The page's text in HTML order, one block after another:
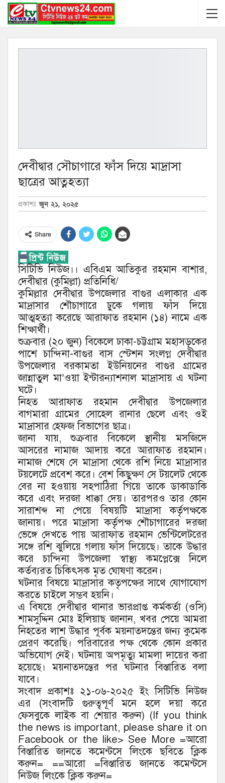
দেবীদ্বার সৌচাগারে ফাঁস দিয়ে মাদ্রাসা
ছাত্রের আত্নহত্যা
প্রকাশঃ জুন ২১, ২০২৫
Share
সিটিভি নিউজ।। এবিএম আতিকুর রহমান বাশার,
দেবীদ্বার (কুমিল্লা) প্রতিনিধি/
কুমিল্লার দেবীদ্বার উপজেলার বাগুর এলাকার এক
মাদ্রাসার শৌচাগারে ঢুকে গলায় ফাঁস দিয়ে
আত্মহত্যা করেছে আরাফাত রহমান (১৪) নামে এক
শিক্ষার্থী।
শুক্রবার (২০ জুন) বিকেলে ঢাকা-চট্টগ্রাম মহাসড়কের
পাশে চান্দিনা-বাগুর বাস স্টেশন সংলগ্ন দেবীদ্বার
উপজেলার বরকামতা ইউনিয়নের বাগুর গ্রামের
জান্নাতুল মা’ওয়া ইন্টারন্যাশনাল মাদ্রাসায় এ ঘটনা
ঘটে।
নিহত আরাফাত রহমান দেবীদ্বার উপজেলার
বাগমারা গ্রামের সোহেল রানার ছেলে এবং ওই
মাদ্রাসার হেফজ বিভাগের ছাত্র।
জানা যায়, শুক্রবার বিকেলে স্থানীয় মসজিদে
আসরের নামাজ আদায় করে আরাফাত রহমান।
নামাজ শেষে সে মাদ্রাসা থেকে রশি নিয়ে মাদ্রাসার
টয়লেটে প্রবেশ করে। বেশ কিছুক্ষণ সে টয়লেট থেকে
বের না হওয়ায় সহপাঠিরা গিয়ে তাকে ডাকাডাকি
করে এবং দরজা ধাক্কা দেয়। তারপরও তার কোন
সারাশব্দ না পেয়ে বিষয়টি মাদ্রাসা কর্তৃপক্ষকে
জানায়। পরে মাদ্রাসা কর্তৃপক্ষ শৌচাগারের দরজা
ভেঙ্গে দেখতে পায় আরাফাত রহমান ভেন্টিলেটরের
সঙ্গে রশি ঝুলিয়ে গলায় ফাঁস দিয়েছে। তাকে উদ্ধার
করে চান্দিনা উপজেলা স্বাস্থ্য কমপ্লেক্সে নিলে
কর্তব্যরত চিকিৎসক মৃত ঘোষণা করেন।
ঘটনার বিষয়ে মাদ্রাসার কতৃপক্ষের সাথে যোগাযোগ
করতে চাইলে সম্ভব হয়নি।
এ বিষয়ে দেবীদ্বার থানার ভারপ্রাপ্ত কর্মকর্তা (ওসি)
শামসুদ্দিন মোঃ ইলিয়াছ জানান, খবর পেয়ে আমরা
নিহতের লাশ উদ্ধার পূর্বক ময়নাতদন্তের জন্য কুমেক
প্রেরণ করেছি। পরিবারের পক্ষ থেকে কোন প্রকার
অভিযোগ নেই। ঘটনায় অপমৃত্যু মামলা দায়ের করা
হয়েছে। ময়নাতদন্তের পর ঘটনার বিস্তারিত বলা
যাবে।
সংবাদ প্রকাশঃ ২১-০৬-২০২৫ ইং সিটিভি নিউজ
এর (সংবাদটি গুরুত্বপূর্ণ মনে হলে দয়া করে
ফেসবুকে লাইক বা শেয়ার করুন) (If you think
the news is important, please share it on
Facebook or the like> See More =আরো
বিস্তারিত জানতে কমেন্টসে লিংকে ছবিতে ক্লিক
করুন= ==আরো =বিস্তারিত জানতে কমেন্টসে
নিউজ লিংকে ক্লিক করুন=